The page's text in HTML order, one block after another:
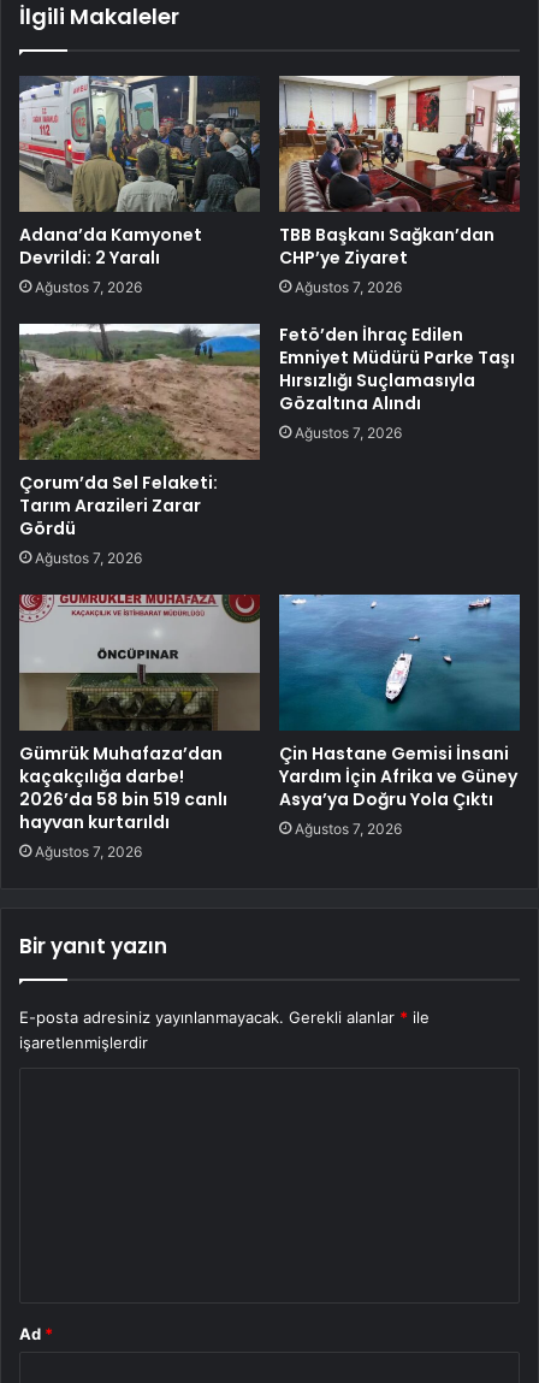
İlgili Makaleler
Adana’da Kamyonet
Devrildi: 2 Yaralı
Ağustos 7, 2026
TBB Başkanı Sağkan’dan
CHP’ye Ziyaret
Ağustos 7, 2026
Çorum’da Sel Felaketi:
Tarım Arazileri Zarar
Gördü
Ağustos 7, 2026
Fetö’den İhraç Edilen
Emniyet Müdürü Parke Taşı
Hırsızlığı Suçlamasıyla
Gözaltına Alındı
Ağustos 7, 2026
Gümrük Muhafaza’dan
kaçakçılığa darbe!
2026’da 58 bin 519 canlı
hayvan kurtarıldı
Ağustos 7, 2026
Çin Hastane Gemisi İnsani
Yardım İçin Afrika ve Güney
Asya’ya Doğru Yola Çıktı
Ağustos 7, 2026
Bir yanıt yazın
E-posta adresiniz yayınlanmayacak. Gerekli alanlar * ile
işaretlenmişlerdir
Ad *